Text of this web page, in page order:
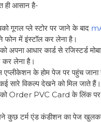
ही आसान है-
गूगल प्ले स्टोर पर जाने के बाद
में इंस्टॉल कर लेना है।
अपना आधार कार्ड से रजिस्टर्ड
कर लेना है।
एप्लीकेशन के होम पेज पर पहुंच
सारे विकल्प देखने को मिल जाते हैं।
Order PVC Card के लिंक पर
कुछ टर्म एंड कंडीशन का पेज